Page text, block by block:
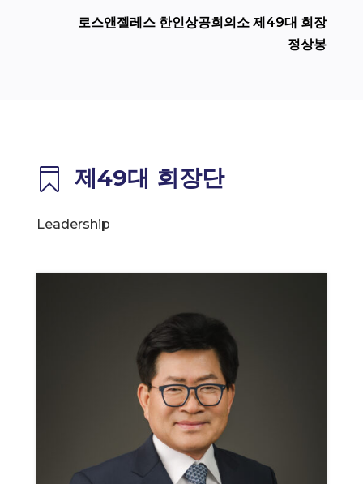
로스앤젤레스 한인상공회의소 제49대 회장
정상봉
 제49대 회장단
Leadership